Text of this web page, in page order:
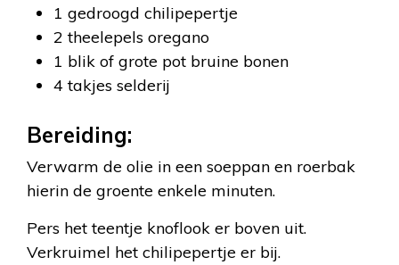
1 gedroogd chilipepertje
2 theelepels oregano
1 blik of grote pot bruine bonen
4 takjes selderij
Bereiding:
Verwarm de olie in een soeppan en roerbak
hierin de groente enkele minuten.
Pers het teentje knoflook er boven uit.
Verkruimel het chilipepertje er bij.